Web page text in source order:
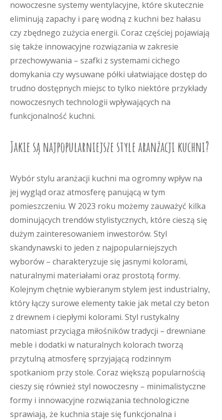
nowoczesne systemy wentylacyjne, które skutecznie
eliminują zapachy i parę wodną z kuchni bez hałasu
czy zbędnego zużycia energii. Coraz częściej pojawiają
się także innowacyjne rozwiązania w zakresie
przechowywania – szafki z systemami cichego
domykania czy wysuwane półki ułatwiające dostęp do
trudno dostępnych miejsc to tylko niektóre przykłady
nowoczesnych technologii wpływających na
funkcjonalność kuchni.
Jakie są najpopularniejsze style aranżacji kuchni?
Wybór stylu aranżacji kuchni ma ogromny wpływ na
jej wygląd oraz atmosferę panującą w tym
pomieszczeniu. W 2023 roku możemy zauważyć kilka
dominujących trendów stylistycznych, które cieszą się
dużym zainteresowaniem inwestorów. Styl
skandynawski to jeden z najpopularniejszych
wyborów – charakteryzuje się jasnymi kolorami,
naturalnymi materiałami oraz prostotą formy.
Kolejnym chętnie wybieranym stylem jest industrialny,
który łączy surowe elementy takie jak metal czy beton
z drewnem i ciepłymi kolorami. Styl rustykalny
natomiast przyciąga miłośników tradycji – drewniane
meble i dodatki w naturalnych kolorach tworzą
przytulną atmosferę sprzyjającą rodzinnym
spotkaniom przy stole. Coraz większą popularnością
cieszy się również styl nowoczesny – minimalistyczne
formy i innowacyjne rozwiązania technologiczne
sprawiają, że kuchnia staje się funkcjonalna i